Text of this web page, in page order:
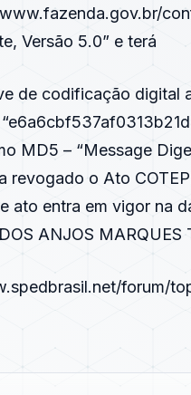
www.fazenda.gov.br/
Versão 5.0” e terá
de codificação digital
MD5 – “Message
revogado o Ato
ato entra em vigor na
ANJOS MARQUES
forum/